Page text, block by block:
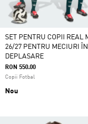
SET PENTRU COPII REAL
26/27 PENTRU MECIURI ÎN
DEPLASARE
RON 550.00
Copii Fotbal
Nou